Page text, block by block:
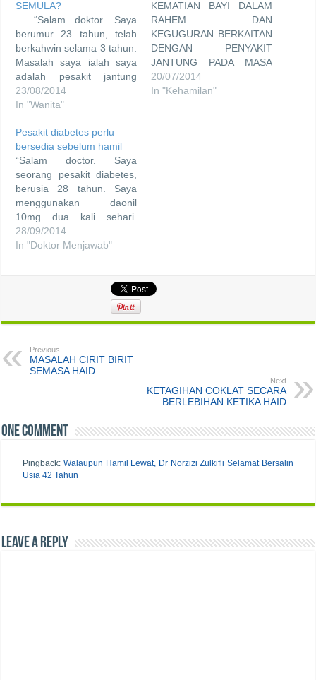
SEMULA?
“Salam doktor. Saya
berumur 23 tahun, telah
berkahwin selama 3 tahun.
Masalah saya ialah saya
adalah pesakit jantung
berlubang, malangnya
saya telah keguguran
sepanjang perkahwinan
itu. Menurut doctor,
keguguran kali pertama
keguguran disebabkan
saya terlalu lemah untuk
meneruskan kehamilan,
sementara keguguran
kedua berlaku dengan
sendiri kerana…
23/08/2014
In "Wanita"
KEMATIAN BAYI DALAM
RAHEM DAN
KEGUGURAN BERKAITAN
DENGAN PENYAKIT
JANTUNG PADA MASA
HADAPAN Wanita yang
pernah mengalami
20/07/2014
In "Kehamilan"
Pesakit diabetes perlu
bersedia sebelum hamil
“Salam doctor. Saya
seorang pesakit diabetes,
berusia 28 tahun. Saya
menggunakan daonil
10mg dua kali sehari.
Semenjak kelahiran
pertama, kandungan gula
memberitahu bahawa
saya mengalami penyakit
diabetes. Sebelum itu saya
sepupu saya juga pesakit
diabetes telah koma…
28/09/2014
In "Doktor Menjawab"
Previous
MASALAH CIRIT BIRIT
SEMASA HAID
Next
KETAGIHAN COKLAT SECARA
BERLEBIHAN KETIKA HAID
One comment
Pingback: Walaupun Hamil Lewat, Dr Norzizi Zulkifli Selamat Bersalin
Usia 42 Tahun
Leave a Reply